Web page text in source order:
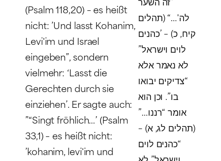
(Psalm 118,20) – es heißt
nicht: ’Und lasst Kohanim,
Levi'im und Israel
eingeben”, sondern
vielmehr: ‘Lasst die
Gerechten durch sie
einziehen’. Er sagte auch:
”“Singt fröhlich…’ (Psalm
33,1) – es heißt nicht:
’kohanim, levi'im und
לה'…“ (תהלים
קיח, כ) – ’כהנים
לוים וישראל”
לא נאמר אלא
“צדיקים יבואו
בו”. וכן הוא
אומר “רננו…”
(תהלים לג, א) –
“כהנים לוים